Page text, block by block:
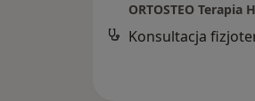
ORTOSTEO Terapia
Konsultacja